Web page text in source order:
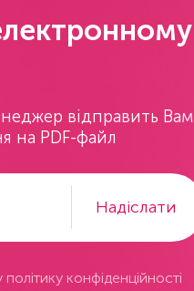
відправить Вам
на PDF-файл
Надіслати
політику конфіденційності